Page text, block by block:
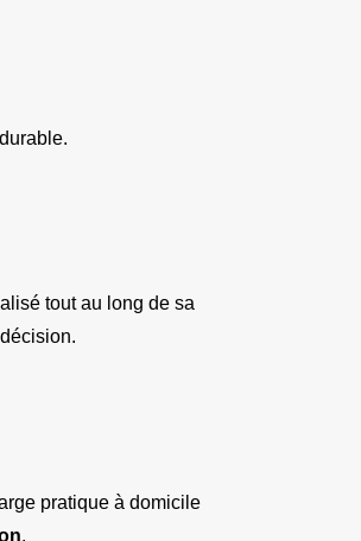
tout au long de sa
pratique à domicile
.